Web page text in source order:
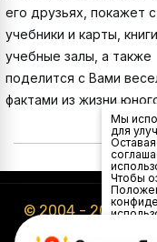
его друзьях, покажет
учебники и карты,
учебные залы, а также
поделится с Вами
фактами из жизни
© 2004 - 2026
Мы
для
Чтобы